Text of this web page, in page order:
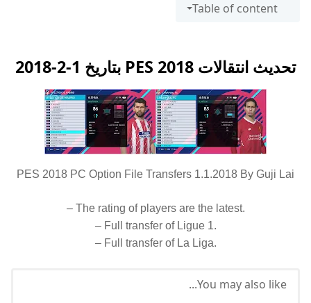
Table of content
تحديث انتقالات PES 2018 بتاريخ 1-2-2018
PES 2018 PC Option File Transfers 1.1.2018 By Guji Lai
– The rating of players are the latest.
– Full transfer of Ligue 1.
– Full transfer of La Liga.
You may also like...